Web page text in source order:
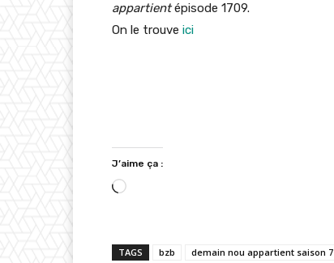
appartientépisode 1709.
On le trouve ici
J’aime ça :
C
r
TAGS bzb demain nou appartient saison 7